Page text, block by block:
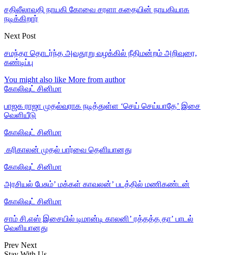
சதிலீலாவதி நாயகி கோவை சரளா கதையின் நாயகியாக
நடிக்கிறார்
Next Post
சமந்தா தொடர்ந்த அவதூறு வழக்கில் நீதிமன்றம் அறிவுரை,
கண்டிப்பு
You might also like More from author
கோலிவுட் சினிமா
பாஜக ராஜா முதல்வராக நடித்துள்ள ‘செய் செய்யாதே’ இசை
வெளியீடு
கோலிவுட் சினிமா
‎ கரிகாலன் முதல் பார்வை தெளியானது
கோலிவுட் சினிமா
அரசியல் பேசும்’ மக்கள் காவலன்’ படத்தில் மணிகண்டன்
கோலிவுட் சினிமா
சாம் சி.எஸ் இசையில் டிமான்டி காலனி’ ரத்தத்த தா’ பாடல்
வெளியானது
Prev Next